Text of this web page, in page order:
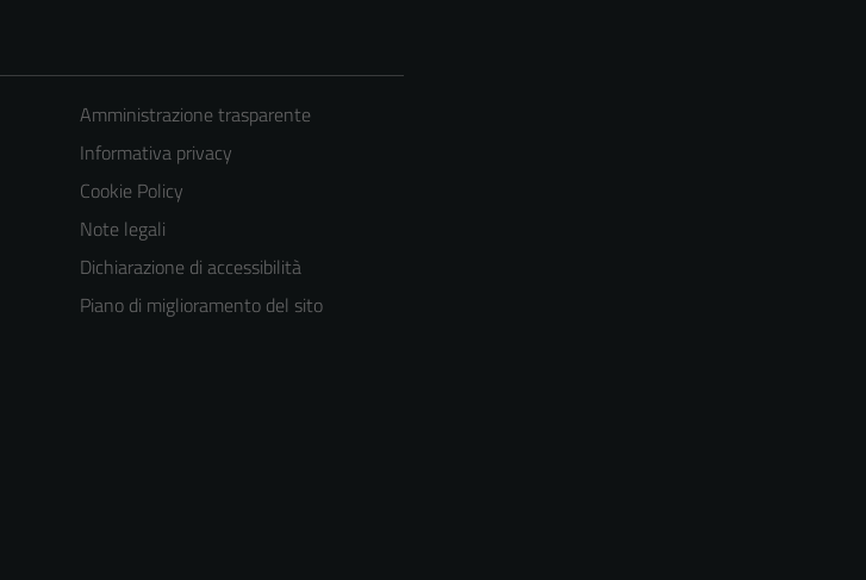
Amministrazione trasparente
Informativa privacy
Cookie Policy
Note legali
Dichiarazione di accessibilità
Piano di miglioramento del sito